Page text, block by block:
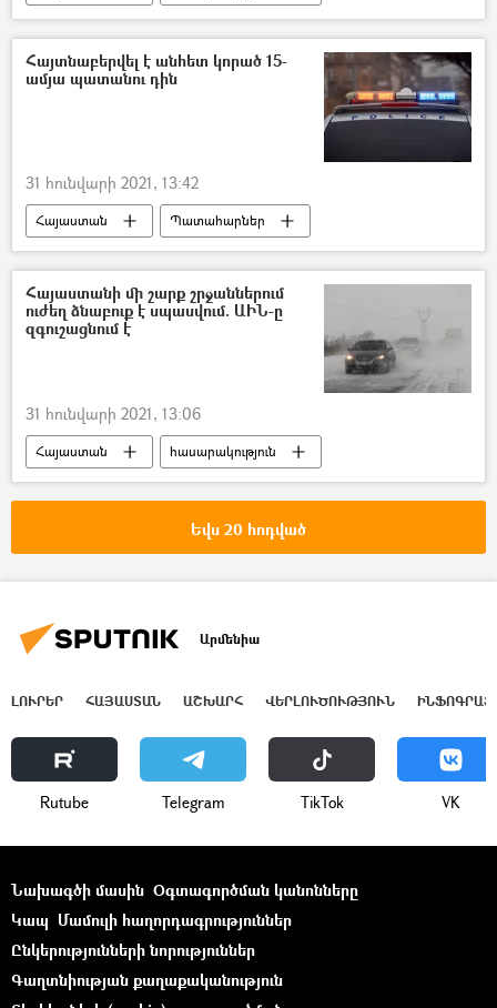
Եղանակը Հայաստանում
Ճանապարհ
ձյուն
բուք
Հայտնաբերվել է անհետ կորած 15-
ամյա պատանու դին
31 հունվարի 2021, 13:42
Հայաստան
Պատահարներ
անհետ կորած
Դիակ
երեխա
ՀՀ արտակարգ իրավիճակների նախարարություն (ԱԻՆ)
Հայաստանի մի շարք շրջաններում
ուժեղ ձնաբուք է սպասվում. ԱԻՆ-ը
զգուշացնում է
31 հունվարի 2021, 13:06
Հայաստան
հասարակություն
Ճանապարհ
ձյուն
ձմեռ
Եվս 20 հոդված
Արմենիա
ԼՈՒՐԵՐ ՀԱՅԱՍՏԱՆ ԱՇԽԱՐՀ ՎԵՐԼՈՒԾՈՒԹՅՈՒՆ
Rutube Telegram ТikТоk VK
Նախագծի մասին Օգտագործման կանոնները
Կապ Մամուլի հաղորդագրություններ
Ընկերությունների նորություններ
Գաղտնիության քաղաքականություն